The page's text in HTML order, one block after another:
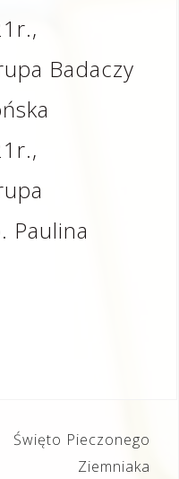
Badaczy
Paulina
Święto Pieczonego
Ziemniaka